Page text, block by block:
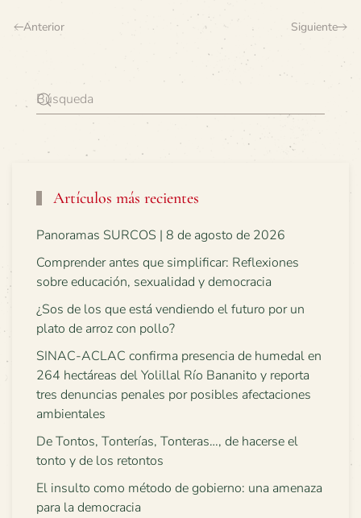
Anterior Siguiente
Artículos más recientes
Panoramas SURCOS | 8 de agosto de 2026
Comprender antes que simplificar: Reflexiones
sobre educación, sexualidad y democracia
¿Sos de los que está vendiendo el futuro por un
plato de arroz con pollo?
SINAC-ACLAC confirma presencia de humedal en
264 hectáreas del Yolillal Río Bananito y reporta
tres denuncias penales por posibles afectaciones
ambientales
De Tontos, Tonterías, Tonteras…, de hacerse el
tonto y de los retontos
El insulto como método de gobierno: una amenaza
para la democracia